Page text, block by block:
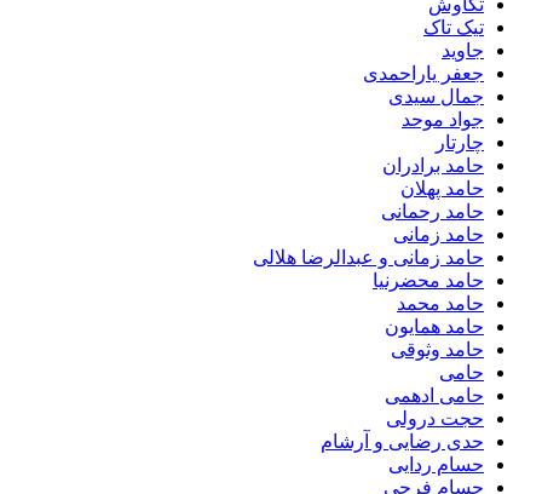
تکاوش
تیک تاک
جاوید
جعفر یاراحمدی
جمال سیدی
جواد موحد
چارتار
حامد برادران
حامد پهلان
حامد رحمانی
حامد زمانی
حامد زمانی و عبدالرضا هلالی
حامد محضرنیا
حامد محمد
حامد همایون
حامد وثوقی
حامی
حامی ادهمی
حجت درولی
حدی رضایی و آرشام
حسام ردایی
حسام فرحی